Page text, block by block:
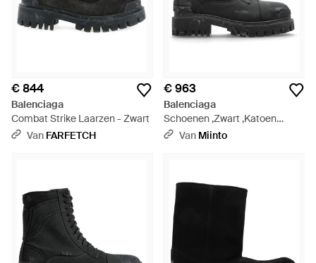
€ 844
Balenciaga
Combat Strike Laarzen - Zwart
Van FARFETCH
€ 963
Balenciaga
Schoenen ,Zwart ,Katoen
Combat Strike L20
Van Miinto